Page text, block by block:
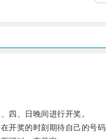
、日晚间进行开奖。
奖的时刻期待自己的号码